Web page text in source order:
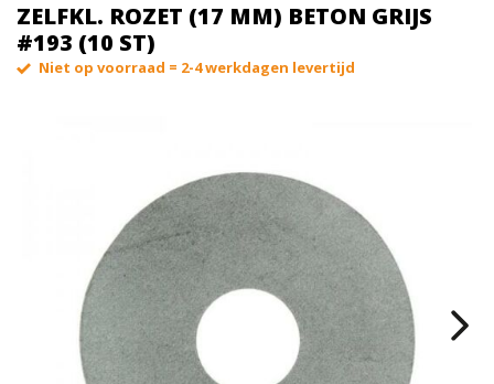
ZELFKL. ROZET (17 MM) BETON GRIJS
#193 (10 ST)
Niet op voorraad = 2-4 werkdagen levertijd